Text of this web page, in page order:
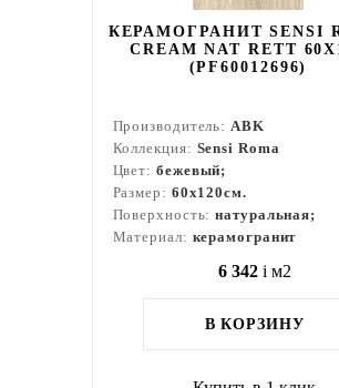
КЕРАМОГРАНИТ SENSI
CREAM NAT RETT
(PF60012696)
Производитель:ABK
Коллекция: Sensi Roma
Цвет: бежевый;
Размер: 60x120см.
Поверхность:натуральная;
Материал: керамогранит
6 342 i м2
В КОРЗИНУ